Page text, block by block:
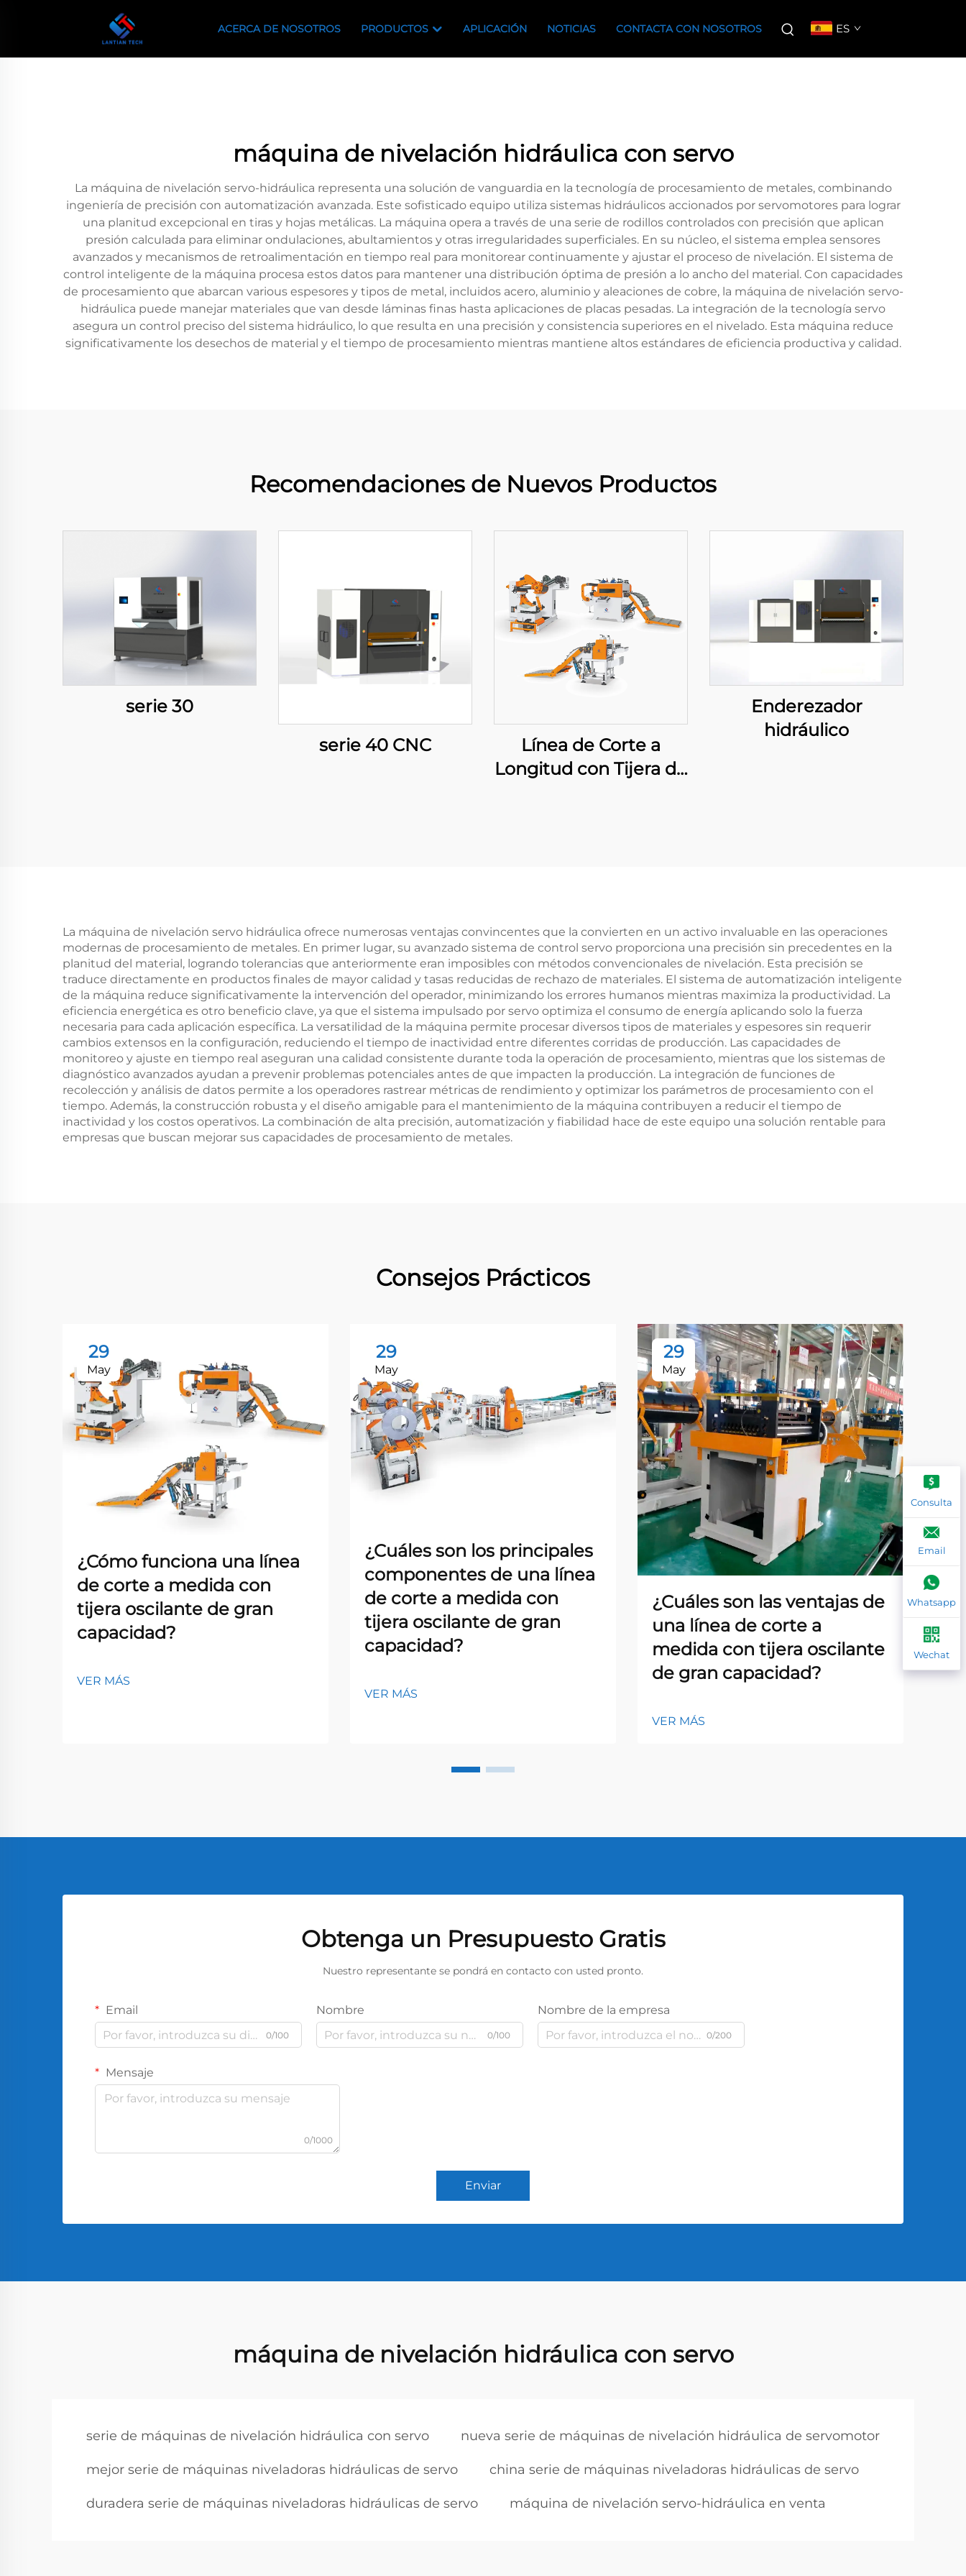
ACERCA DE NOSOTROS PRODUCTOS APLICACIÓN NOTICIAS CONTACTA CON NOSOTROS ES
máquina de nivelación hidráulica con servo
La máquina de nivelación servo-hidráulica representa una solución de vanguardia en la tecnología de procesamiento de metales, combinando
ingeniería de precisión con automatización avanzada. Este sofisticado equipo utiliza sistemas hidráulicos accionados por servomotores para lograr
una planitud excepcional en tiras y hojas metálicas. La máquina opera a través de una serie de rodillos controlados con precisión que aplican
presión calculada para eliminar ondulaciones, abultamientos y otras irregularidades superficiales. En su núcleo, el sistema emplea sensores
avanzados y mecanismos de retroalimentación en tiempo real para monitorear continuamente y ajustar el proceso de nivelación. El sistema de
control inteligente de la máquina procesa estos datos para mantener una distribución óptima de presión a lo ancho del material. Con capacidades
de procesamiento que abarcan various espesores y tipos de metal, incluidos acero, aluminio y aleaciones de cobre, la máquina de nivelación servo-
hidráulica puede manejar materiales que van desde láminas finas hasta aplicaciones de placas pesadas. La integración de la tecnología servo
asegura un control preciso del sistema hidráulico, lo que resulta en una precisión y consistencia superiores en el nivelado. Esta máquina reduce
significativamente los desechos de material y el tiempo de procesamiento mientras mantiene altos estándares de eficiencia productiva y calidad.
Recomendaciones de Nuevos Productos
serie 30
serie 40 CNC
Línea de Corte a
Longitud con Tijera de
Enderezador
hidráulico
La máquina de nivelación servo hidráulica ofrece numerosas ventajas convincentes que la convierten en un activo invaluable en las operaciones
modernas de procesamiento de metales. En primer lugar, su avanzado sistema de control servo proporciona una precisión sin precedentes en la
planitud del material, logrando tolerancias que anteriormente eran imposibles con métodos convencionales de nivelación. Esta precisión se
traduce directamente en productos finales de mayor calidad y tasas reducidas de rechazo de materiales. El sistema de automatización inteligente
de la máquina reduce significativamente la intervención del operador, minimizando los errores humanos mientras maximiza la productividad. La
eficiencia energética es otro beneficio clave, ya que el sistema impulsado por servo optimiza el consumo de energía aplicando solo la fuerza
necesaria para cada aplicación específica. La versatilidad de la máquina permite procesar diversos tipos de materiales y espesores sin requerir
cambios extensos en la configuración, reduciendo el tiempo de inactividad entre diferentes corridas de producción. Las capacidades de
monitoreo y ajuste en tiempo real aseguran una calidad consistente durante toda la operación de procesamiento, mientras que los sistemas de
diagnóstico avanzados ayudan a prevenir problemas potenciales antes de que impacten la producción. La integración de funciones de
recolección y análisis de datos permite a los operadores rastrear métricas de rendimiento y optimizar los parámetros de procesamiento con el
tiempo. Además, la construcción robusta y el diseño amigable para el mantenimiento de la máquina contribuyen a reducir el tiempo de
inactividad y los costos operativos. La combinación de alta precisión, automatización y fiabilidad hace de este equipo una solución rentable para
empresas que buscan mejorar sus capacidades de procesamiento de metales.
Consejos Prácticos
29
May
¿Cómo funciona una línea
de corte a medida con
tijera oscilante de gran
capacidad?
VER MÁS
29
May
¿Cuáles son los principales
componentes de una línea
de corte a medida con
tijera oscilante de gran
capacidad?
VER MÁS
29
May
¿Cuáles son las ventajas de
una línea de corte a
medida con tijera oscilante
de gran capacidad?
VER MÁS
Obtenga un Presupuesto Gratis
Nuestro representante se pondrá en contacto con usted pronto.
Email
0/100
Nombre
0/100
Nombre de la empresa
0/200
Mensaje
0/1000
Enviar
máquina de nivelación hidráulica con servo
serie de máquinas de nivelación hidráulica con servo nueva serie de máquinas de nivelación hidráulica de servomotor
mejor serie de máquinas niveladoras hidráulicas de servo china serie de máquinas niveladoras hidráulicas de servo
duradera serie de máquinas niveladoras hidráulicas de servo máquina de nivelación servo-hidráulica en venta
Consulta
Email
Whatsapp
Wechat